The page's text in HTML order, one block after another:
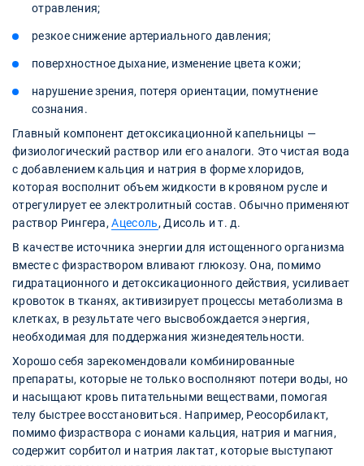
отравления;
резкое снижение артериального давления;
поверхностное дыхание, изменение цвета кожи;
нарушение зрения, потеря ориентации, помутнение
сознания.
Главный компонент детоксикационной капельницы —
физиологический раствор или его аналоги. Это чистая вода
с добавлением кальция и натрия в форме хлоридов,
которая восполнит объем жидкости в кровяном русле и
отрегулирует ее электролитный состав. Обычно применяют
раствор Рингера,Ацесоль, Дисоль и т. д.
В качестве источника энергии для истощенного организма
вместе с физраствором вливают глюкозу. Она, помимо
гидратационного и детоксикационного действия, усиливает
кровоток в тканях, активизирует процессы метаболизма в
клетках, в результате чего высвобождается энергия,
необходимая для поддержания жизнедеятельности.
Хорошо себя зарекомендовали комбинированные
препараты, которые не только восполняют потери воды, но
и насыщают кровь питательными веществами, помогая
телу быстрее восстановиться. Например, Реосорбилакт,
помимо физраствора с ионами кальция, натрия и магния,
содержит сорбитол и натрия лактат, которые выступают